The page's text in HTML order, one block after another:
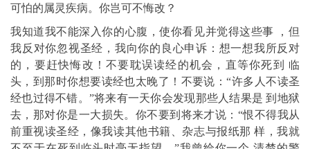
可怕的属灵疾病。你岂可不悔改？
我知道我不能深入你的心腹，使你看见并觉得这些事 ，但
我反对你忽视圣经，我向你的良心申诉：想一想我所反对
的，要赶快悔改！不要耽误读经的机会，直等你死到 临
头，到那时你想要读经也太晚了！不要说：“许多人不读圣
经也过得不错。”将来有一天你会发现那些人结果是 到地狱
去，那对你是一大损失。你不要到将来才说：“恨不得我从
前重视读圣经，像我读其他书籍、杂志与报纸那 样，我就